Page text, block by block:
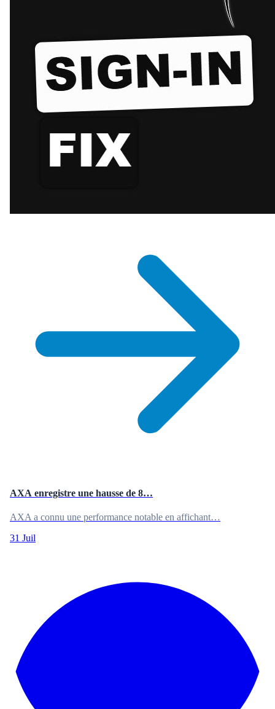
AXA enregistre une hausse de 8…
AXA a connu une performance notable en affichant…
31 Juil